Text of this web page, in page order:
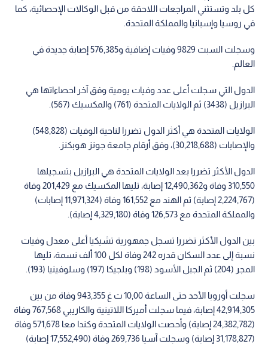
كل بلد وتستثني المراجعات اللاحقة من قبل الوكالات الإحصائية، كما
في روسيا وإسبانيا والمملكة المتحدة.
وسجلت السبت 9829 وفيات إضافية و576,385 إصابة جديدة في
العالم.
الدول التي سجلت أعلى عدد وفيات يومية وفق آخر احصاءاتها هي
البرازيل (3438) ثم الولايات المتحدة (761) والمكسيك (567).
الولايات المتحدة هي أكثر الدول تضررا لناحية الوفيات (548,828)
والإصابات (30,218,688)، وفق أرقام جامعة جونز هوبكنز.
الدول الأكثر تضررا بعد الولايات المتحدة هي البرازيل بتسجيلها
310,550 وفاة و12,490,362 إصابة، تليها المكسيك مع 201,429 وفاة
(2,224,767 إصابة) ثم الهند مع 161,552 وفاة (11,971,324 إصابات)
والمملكة المتحدة مع 126,573 وفاة (4,329,180 إصابة).
بين الدول الأكثر تضررا تسجل جمهورية تشيكيا أعلى معدل وفيات
نسبة إلى عدد السكان قدره 242 وفاة لكل 100 ألف نسمة، تليها
المجر (204) ثم الجبل الأسود (198) وبلجيكا (197) وسلوفينيا (193).
سجلت أوروبا الأحد حتى الساعة 10,00 ت غ 943,355 وفاة من بين
42,914,305 إصابة، فيما سجلت أميركا اللاتينية والكاريبي 767,568 وفاة
(24,382,782 إصابة) وأحصت الولايات المتحدة وكندا معا 571,678 وفاة
(31,178,827 إصابة) وسجلت آسيا 269,736 وفاة (17,552,490 إصابة)